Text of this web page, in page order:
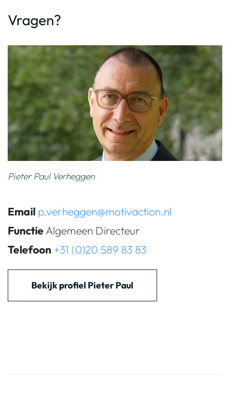
Vragen?
Pieter Paul Verheggen
Email p.verheggen@motivaction.nl
Functie Algemeen Directeur
Telefoon +31 (0)20 589 83 83
Bekijk profiel Pieter Paul